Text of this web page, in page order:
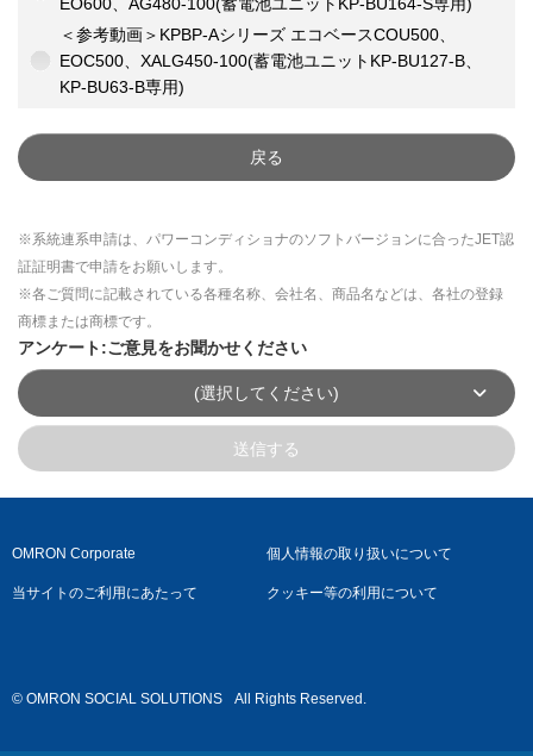
＜参考動画＞KPBP-Aシリーズ エコベースCOU500、
EOC500、XALG450-100(蓄電池ユニットKP-BU127-B、
KP-BU63-B専用)
戻る
※系統連系申請は、パワーコンディショナのソフトバージョンに合ったJET認
証証明書で申請をお願いします。
※各ご質問に記載されている各種名称、会社名、商品名などは、各社の登録
商標または商標です。
アンケート:ご意見をお聞かせください
(選択してください)
送信する
OMRON Corporate 個人情報の取り扱いについて
当サイトのご利用にあたって クッキー等の利用について
© OMRON SOCIAL SOLUTIONS All Rights Reserved.